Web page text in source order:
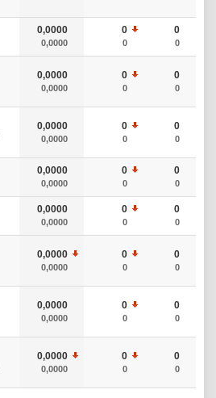
0,0000
0,0000
0
0
0
0
0,0000
0,0000
0
0
0
0
0,0000
0,0000
0
0
0
0
0,0000
0,0000
0
0
0
0
0,0000
0,0000
0
0
0
0
0,0000
0,0000
0
0
0
0
0,0000
0,0000
0
0
0
0
0,0000
0,0000
0
0
0
0